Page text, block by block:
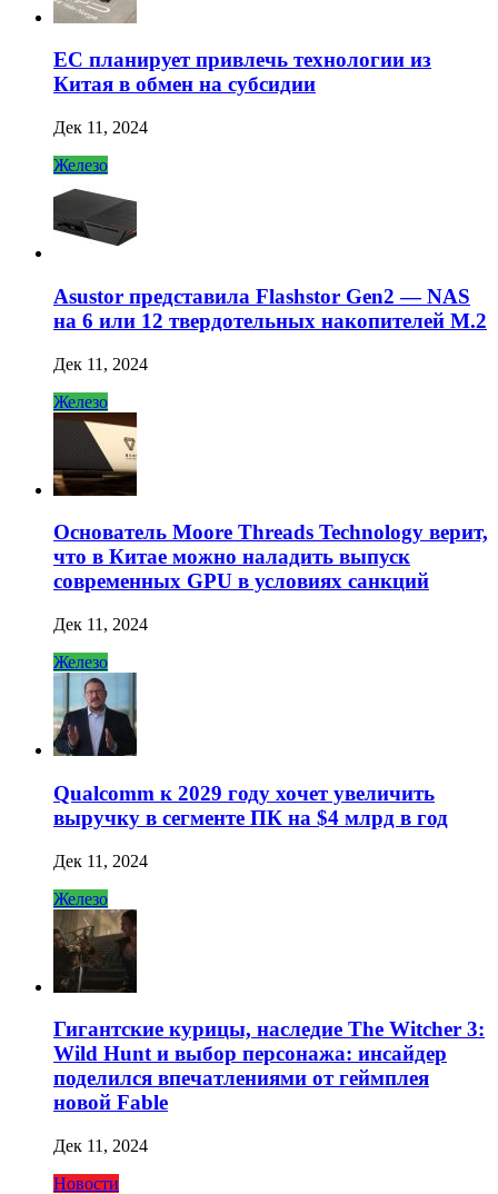
ЕС планирует привлечь технологии из
Китая в обмен на субсидии
Дек 11, 2024
Железо
Asustor представила Flashstor Gen2 — NAS
на 6 или 12 твердотельных накопителей M.2
Дек 11, 2024
Железо
Основатель Moore Threads Technology верит,
что в Китае можно наладить выпуск
современных GPU в условиях санкций
Дек 11, 2024
Железо
Qualcomm к 2029 году хочет увеличить
выручку в сегменте ПК на $4 млрд в год
Дек 11, 2024
Железо
Гигантские курицы, наследие The Witcher 3:
Wild Hunt и выбор персонажа: инсайдер
поделился впечатлениями от геймплея
новой Fable
Дек 11, 2024
Новости